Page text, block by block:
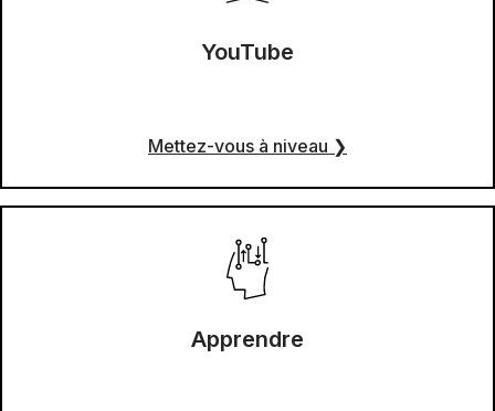
YouTube
Mettez-vous à niveau ❯
Apprendre